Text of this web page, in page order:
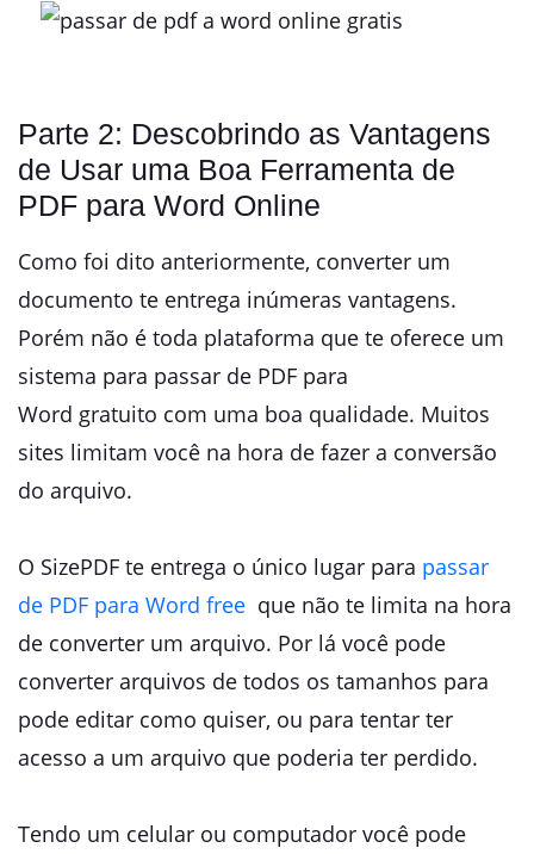
Parte 2: Descobrindo as Vantagens
de Usar uma Boa Ferramenta de
PDF para Word Online
Como foi dito anteriormente, converter um
documento te entrega inúmeras vantagens.
Porém não é toda plataforma que te oferece um
sistema para passar de PDF para
Word gratuito com uma boa qualidade. Muitos
sites limitam você na hora de fazer a conversão
do arquivo.
O SizePDF te entrega o único lugar para passar
de PDF para Word free que não te limita na hora
de converter um arquivo. Por lá você pode
converter arquivos de todos os tamanhos para
pode editar como quiser, ou para tentar ter
acesso a um arquivo que poderia ter perdido.
Tendo um celular ou computador você pode